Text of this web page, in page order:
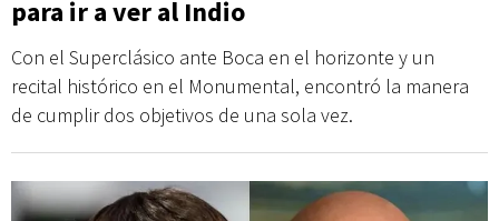
para ir a ver al Indio
Con el Superclásico ante Boca en el horizonte y un
recital histórico en el Monumental, encontró la manera
de cumplir dos objetivos de una sola vez.